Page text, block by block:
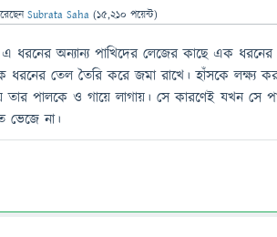
Subrata Saha (15,210 পয়েন্ট)
ধরনের অন্যান্য পাখিদের লেজের কাছে এক ধরনের
ধরনের তেল তৈরি করে জমা রাখে। হাঁসকে লক্ষ্য
পালকে ও গায়ে লাগায়। সে কারণেই যখন সে
ভেজে না।